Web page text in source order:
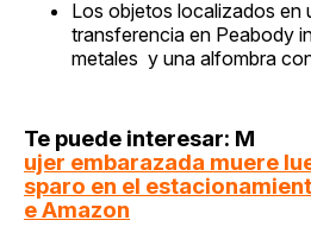
Los objetos localizados en
transferencia en Peabody
metales y una alfombra
Te puede interesar: M
ujer embarazada muere
sparo en el
e Amazon